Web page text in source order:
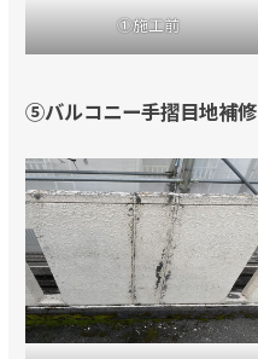
①施工前
⑤バルコニー手摺目地補修